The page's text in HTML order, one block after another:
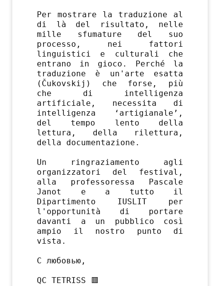
Per mostrare la traduzione al
di là del risultato, nelle
mille sfumature del suo
processo, nei fattori
linguistici e culturali che
entrano in gioco. Perché la
traduzione è un'arte esatta
(Čukovskij) che forse, più
che di intelligenza
artificiale, necessita di
intelligenza ‘artigianale’,
del tempo lento della
lettura, della rilettura,
della documentazione.
Un ringraziamento agli
organizzatori del festival,
alla professoressa Pascale
Janot e a tutto il
Dipartimento IUSLIT per
l'opportunità di portare
davanti a un pubblico così
ampio il nostro punto di
vista.
С любовью,
QC TETRISS 🟥